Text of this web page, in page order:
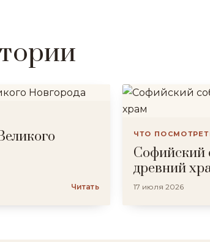
Читать
ЧТО
Софийский
древний
17 июля 2026